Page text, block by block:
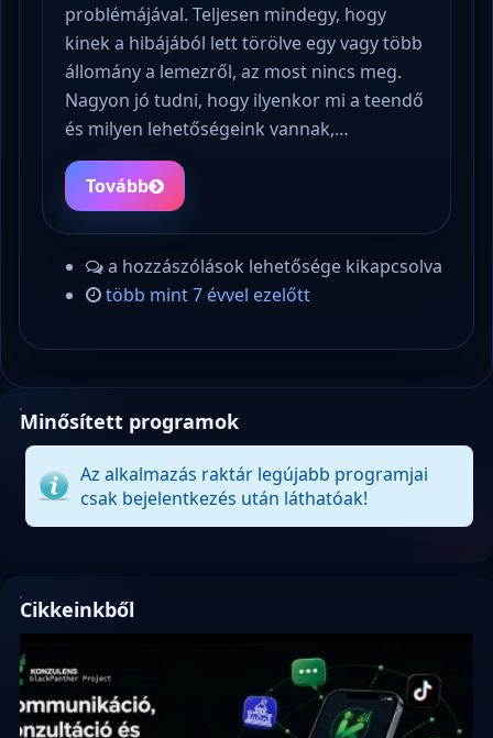
problémájával. Teljesen mindegy, hogy
kinek a hibájából lett törölve egy vagy több
állomány a lemezről, az most nincs meg.
Nagyon jó tudni, hogy ilyenkor mi a teendő
és milyen lehetőségeink vannak,…
Tovább
a hozzászólások lehetősége kikapcsolva
több mint 7 évvel ezelőtt
Minősített programok
Az alkalmazás raktár legújabb programjai
csak bejelentkezés után láthatóak!
Cikkeinkből